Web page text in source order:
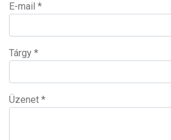
E-mail *
Tárgy *
Üzenet *